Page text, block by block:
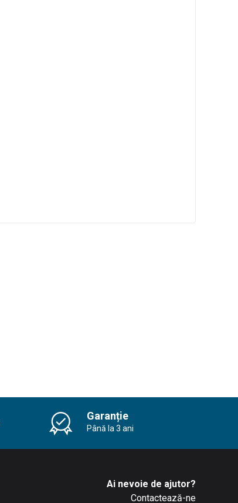
Garanție
Până la 3 ani
Ai nevoie de ajutor?
Contactează-ne